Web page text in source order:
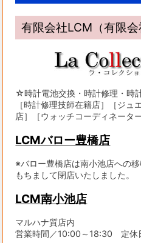
有限会社LCM（有限会
☆時計電池交換・時計修理・時
［時計修理技師在籍店］［ジ
店］［ウォッチコーディネータ
LCMバロー豊橋店
※バロー豊橋店は南小池店への
もちまして閉店いたしました。
LCM南小池店
マルハナ質店内
営業時間／10:00～18:30 定休